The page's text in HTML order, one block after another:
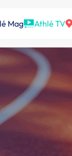
Mag Athlé TV